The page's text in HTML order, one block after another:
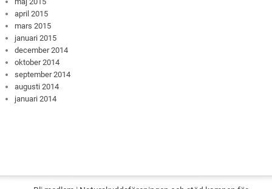
april 2015
mars 2015
januari 2015
december 2014
oktober 2014
september 2014
augusti 2014
januari 2014